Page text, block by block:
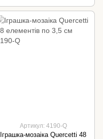
Артикул: 4190-Q
Іграшка-мозаіка Quercetti 48